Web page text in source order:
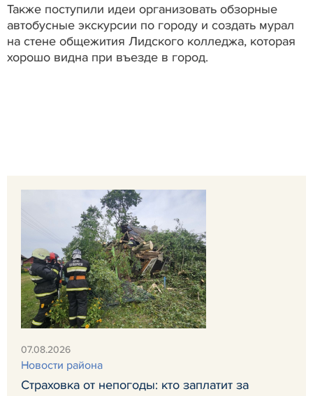
Также поступили идеи организовать обзорные
автобусные экскурсии по городу и создать мурал
на стене общежития Лидского колледжа, которая
хорошо видна при въезде в город.
07.08.2026
Новости района
Страховка от непогоды: кто заплатит за